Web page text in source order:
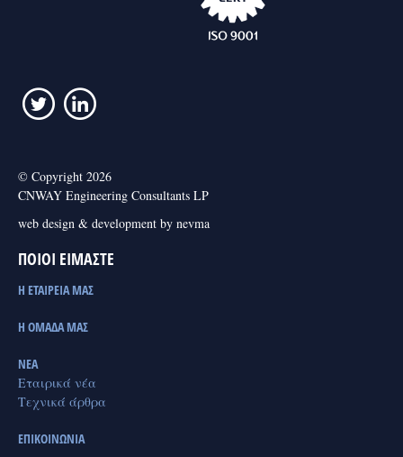
© Copyright 2026
CNWAY Engineering Consultants LP
web design & development by nevma
ΠΟΙΟΙ ΕΙΜΑΣΤΕ
Η ΕΤΑΙΡΕΙΑ ΜΑΣ
Η ΟΜΑΔΑ ΜΑΣ
ΝΕΑ
Εταιρικά νέα
Τεχνικά άρθρα
ΕΠΙΚΟΙΝΩΝΙΑ